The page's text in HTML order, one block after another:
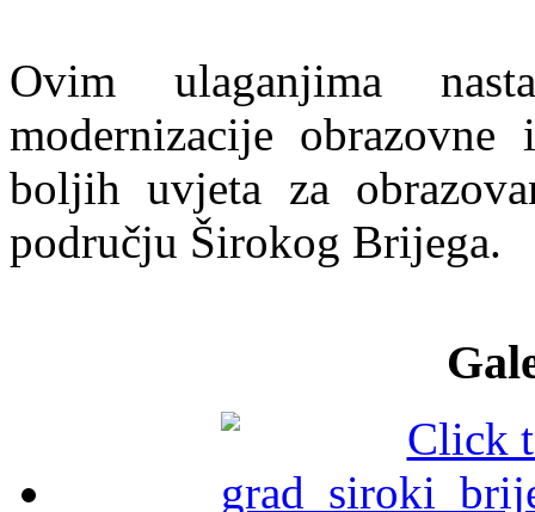
Ovim ulaganjima
modernizacije
boljih uvjeta za
području Širokog Brijega.